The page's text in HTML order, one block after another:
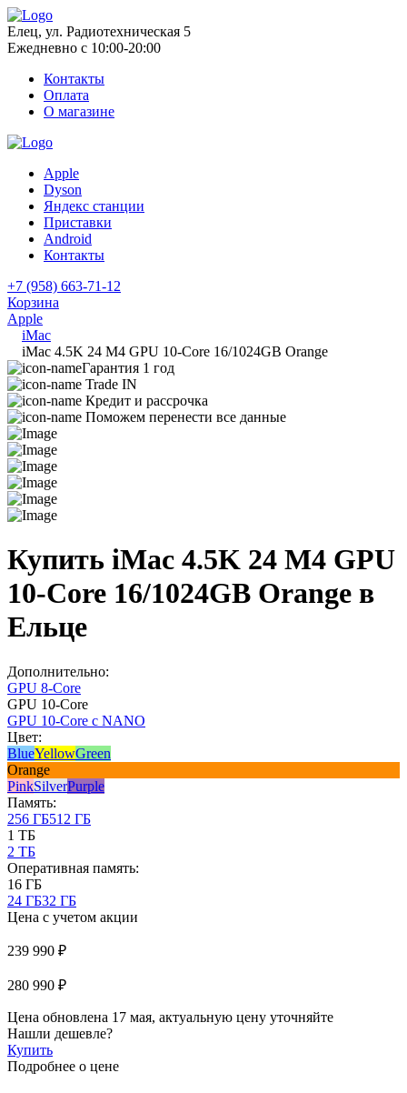
Елец, ул. Радиотехническая 5
Ежедневно с 10:00-20:00
Контакты
Оплата
О магазине
Apple
Dyson
Яндекс станции
Приставки
Android
Контакты
+7 (958) 663-71-12
Корзина
Apple
iMac
iMac 4.5K 24 M4 GPU 10-Core 16/1024GB Orange
Гарантия 1 год
Trade IN
Кредит и рассрочка
Поможем перенести все данные
Купить iMac 4.5K 24 M4 GPU
10-Core 16/1024GB Orange в
Ельце
Дополнительно:
GPU 8-Core
GPU 10-Core
GPU 10-Core с NANO
Цвет:
BlueYellowGreen
Orange
PinkSilverPurple
Память:
256 ГБ512 ГБ
1 ТБ
2 ТБ
Оперативная память:
16 ГБ
24 ГБ32 ГБ
Цена с учетом акции
239 990 ₽
280 990 ₽
Цена обновлена 17 мая, актуальную цену уточняйте
Нашли дешевле?
Купить
Подробнее о цене